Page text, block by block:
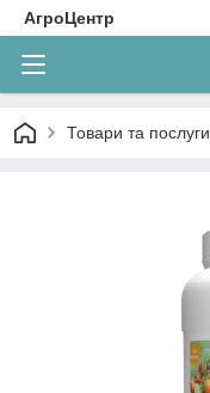
АгроЦентр
Товари та послуги